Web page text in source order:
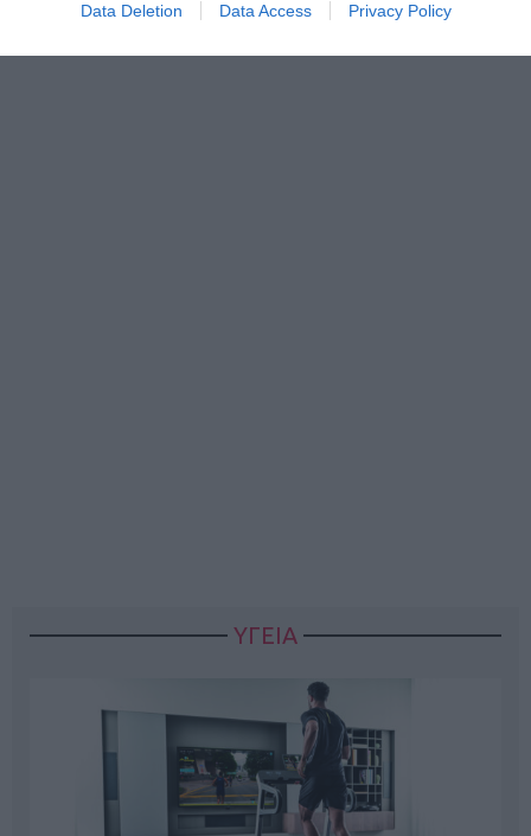
Data Deletion Data Access Privacy Policy
ΥΓΕΙΑ